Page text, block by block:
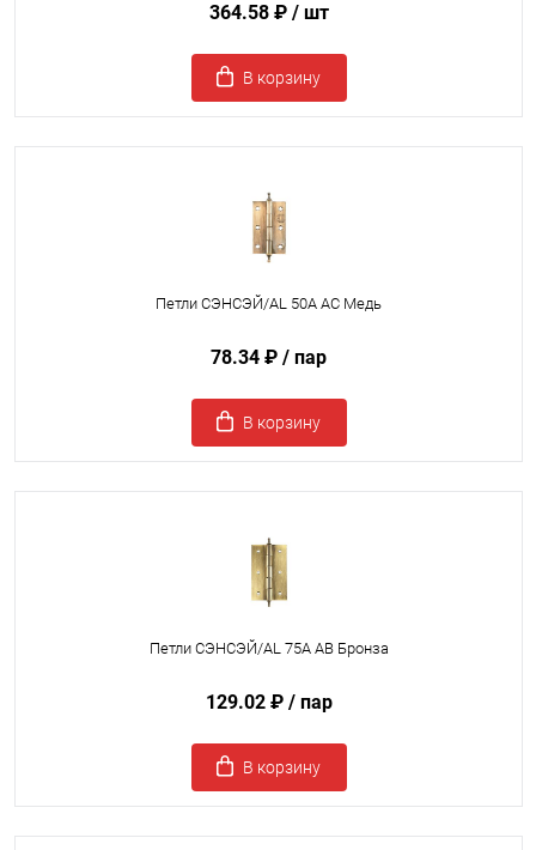
364.58 ₽ / шт
В корзину
Петли СЭНСЭЙ/AL 50A AC Медь
78.34 ₽ / пар
В корзину
Петли СЭНСЭЙ/AL 75A AB Бронза
129.02 ₽ / пар
В корзину